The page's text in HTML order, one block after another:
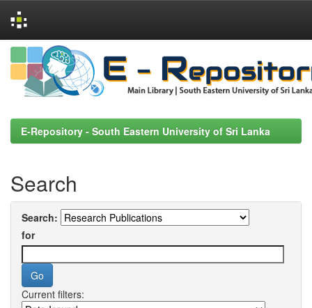
Skip
navigation
E-Repository - South Eastern University of Sri Lanka
Search
Search:
for
Current filters: